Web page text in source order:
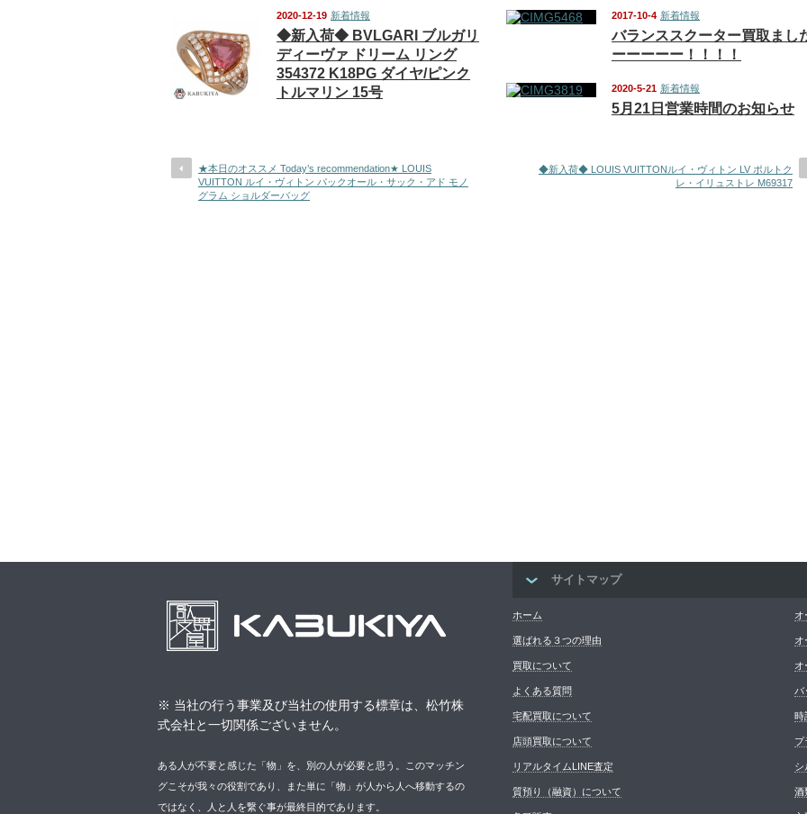
2020-12-19 新着情報
◆新入荷◆ BVLGARI ブルガリ
ディーヴァ ドリーム リング
354372 K18PG ダイヤ/ピンク
トルマリン 15号
2017-10-4 新着情報
バランススクーター買取まし
ーーーーー！！！！
2020-5-21 新着情報
5月21日営業時間のお知らせ
★本日のオススメ Today’s recommendation★ LOUIS
VUITTON ルイ・ヴィトン パックオール・サック・アド モノ
グラム ショルダーバッグ
◆新入荷◆ LOUIS VUITTONルイ・ヴィトン LV ポルトク
レ・イリュストレ M69317
サイトマップ
ホーム
選ばれる３つの理由
買取について
よくある質問
宅配買取について
店頭買取について
リアルタイムLINE査定
質預り（融資）について
オ
オ
オ
バ
時
プ
シ
酒
※ 当社の行う事業及び当社の使用する標章は、松竹株
式会社と一切関係ございません。
ある人が不要と感じた「物」を、別の人が必要と思う。このマッチン
グこそが我々の役割であり、また単に「物」が人から人へ移動するの
ではなく、人と人を繋ぐ事が最終目的であります。